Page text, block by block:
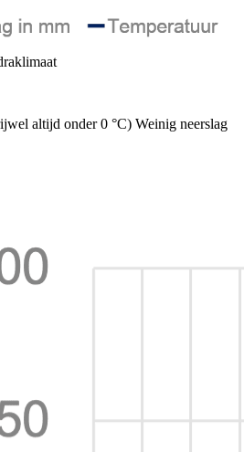
altijd onder 0 °C) Weinig neerslag